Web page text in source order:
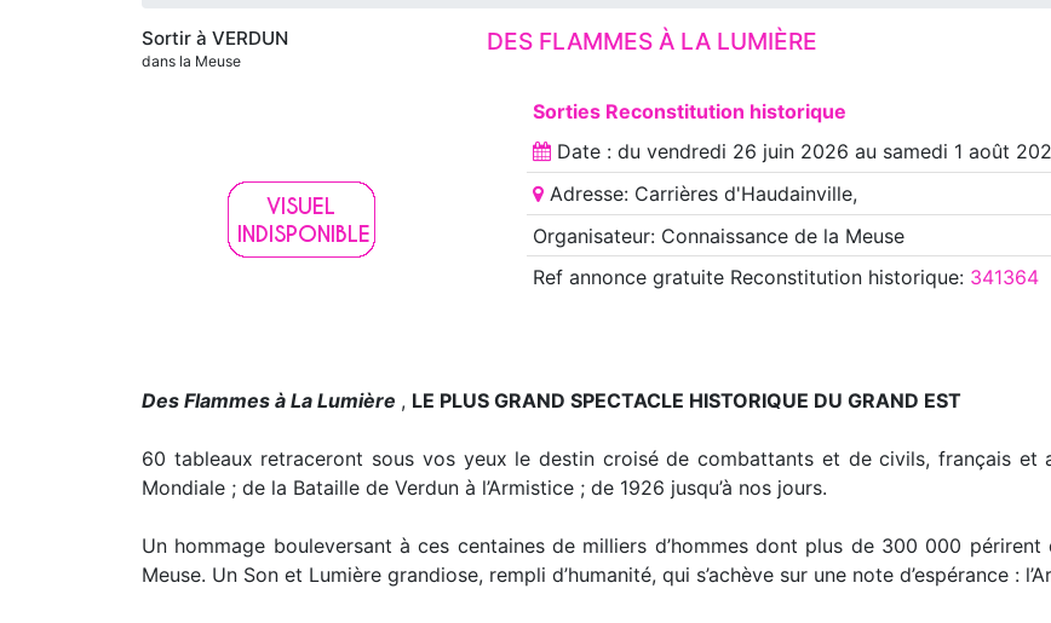
Sortir à VERDUN
dans la Meuse
DES FLAMMES À LA LUMIÈRE
Sorties Reconstitution historique
Date : du vendredi 26 juin 2026 au samedi 1 août
Adresse: Carrières d'Haudainville,
Organisateur: Connaissance de la Meuse
Ref annoncegratuite Reconstitution historique: 341364
Des Flammes à La Lumière , LE PLUS GRAND SPECTACLE HISTORIQUE DU GRAND EST
60 tableaux retraceront sous vos yeux le destin croisé de combattants et de civils, français et
Mondiale ; de la Bataille de Verdun à l’Armistice ; de 1926 jusqu’à nos jours.
Un hommage bouleversant à ces centaines de milliers d’hommes dont plus de 300 000
Meuse. Un Son et Lumière grandiose, rempli d’humanité, qui s’achève sur une note d’espérance :